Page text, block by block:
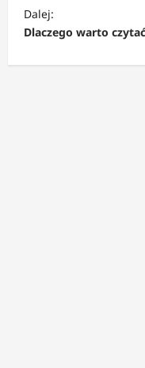
b
a
Dalej:
Dlaczego warto